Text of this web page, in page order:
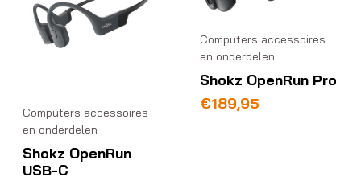
Computers accessoires
en onderdelen
Shokz OpenRun
USB-C
Computers accessoires
en onderdelen
Shokz OpenRun Pro
€189,95